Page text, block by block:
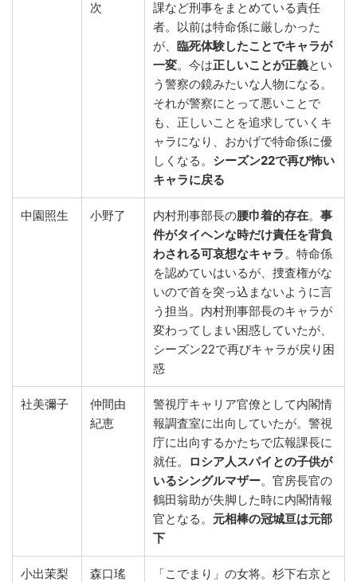
次
課など刑事をまとめている責任
者。以前は特命係に厳しかった
が、 臨死体験したことでキャラが
一変。今は正しいことが正義とい
う警察の鏡みたいな人物になる。
それが警察にとって悪いことで
も、正しいことを追求していくキ
ャラになり、おかげで特命係に優
しくなる。 シーズン22で再び怖い
キャラに戻る
中園照生 小野了 内村刑事部長の腰巾着的存在。 事
件がタイヘンな時だけ責任を背負
わされる可哀想なキャラ。特命係
を認めていはいるが、捜査権がな
いので首を突っ込まないように言
う担当。内村刑事部長のキャラが
変わってしまい困惑していたが、
シーズン22で再びキャラが戻り困
惑
社美彌子
仲間由
紀恵
警視庁キャリア官僚として内閣情
報調査室に出向していたが。警視
庁に出向するかたちで広報課長に
就任。
ロシア人スパイとの子供が
いるシングルマザー。官房長官の
鶴田翁助が失脚した時に内閣情報
官となる。 元相棒の冠城亘は元部
下
小出茉梨
森口瑤
「こでまり」の女将。杉下右京と